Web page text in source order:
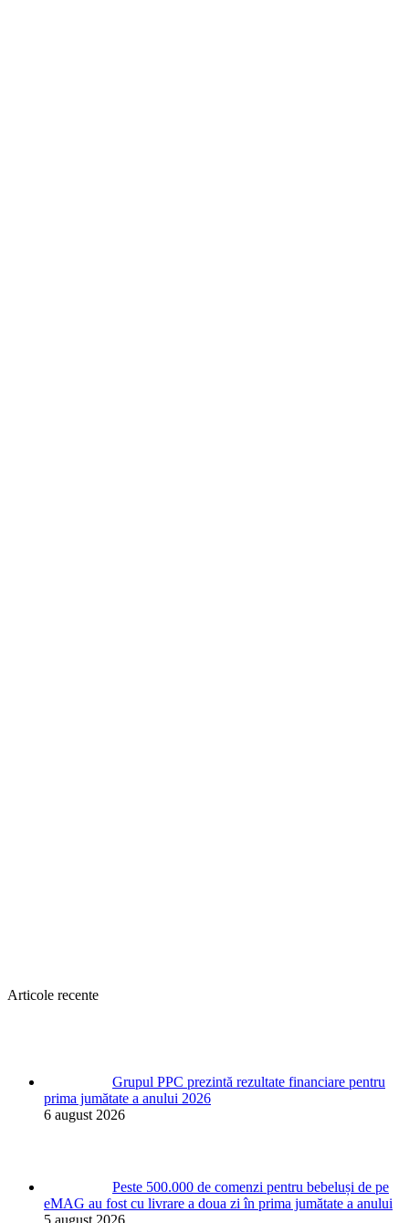
Articole recente
Grupul PPC prezintă rezultate financiare pentru
prima jumătate a anului 2026
6 august 2026
Peste 500.000 de comenzi pentru bebeluși de pe
eMAG au fost cu livrare a doua zi în prima jumătate a anului
5 august 2026